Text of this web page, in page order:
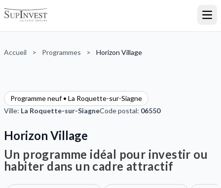
Accueil > Programmes > Horizon Village
Programme neuf • La Roquette-sur-Siagne
Ville: La Roquette-sur-SiagneCode postal: 06550
Horizon Village
Un programme idéal pour investir ou
habiter dans un cadre attractif